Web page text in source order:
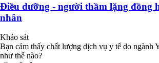
Điều dưỡng - người thầm lặng đồng
nhân
Khảo sát
Bạn cảm thấy chất lượng dịch vụ y tế do ngành
như thế nào?